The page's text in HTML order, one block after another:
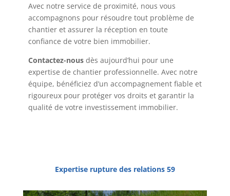
Avec notre service de proximité, nous vous
accompagnons pour résoudre tout problème de
chantier et assurer la réception en toute
confiance de votre bien immobilier.
Contactez-nousdès aujourd’hui pour une
expertise de chantier professionnelle. Avec notre
équipe, bénéficiez d’un accompagnement fiable et
rigoureux pour protéger vos droits et garantir la
qualité de votre investissement immobilier.
Expertise rupture des relations 59